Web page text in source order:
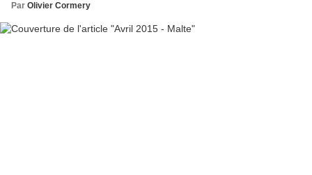
Par Olivier Cormery